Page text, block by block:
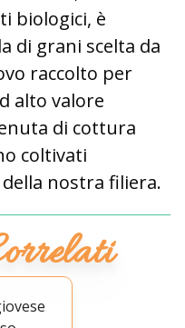
biologici, è
di grani scelta da
raccolto per
alto valore
di cottura
coltivati
nostra filiera.